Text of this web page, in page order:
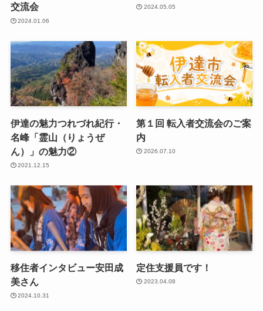
交流会
2024.01.06
2024.05.05
伊達の魅力つれづれ紀行・
名峰「霊山（りょうぜ
ん）」の魅力②
2021.12.15
第１回 転入者交流会のご案
内
2026.07.10
移住者インタビュー安田成
美さん
2024.10.31
定住支援員です！
2023.04.08